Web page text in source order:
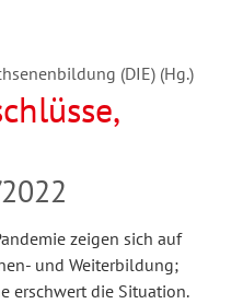
(DIE) (Hg.)
zeigen sich auf
und Weiterbildung;
erschwert die Situation.